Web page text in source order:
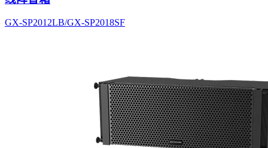
GX-SP2012LB/GX-SP2018SF